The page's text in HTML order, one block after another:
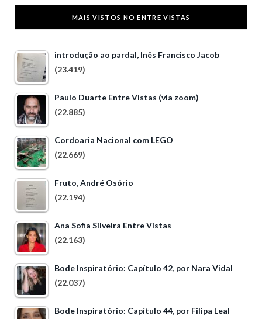
MAIS VISTOS NO ENTRE VISTAS
introdução ao pardal, Inês Francisco Jacob
(23.419)
Paulo Duarte Entre Vistas (via zoom)
(22.885)
Cordoaria Nacional com LEGO
(22.669)
Fruto, André Osório
(22.194)
Ana Sofia Silveira Entre Vistas
(22.163)
Bode Inspiratório: Capítulo 42, por Nara Vidal
(22.037)
Bode Inspiratório: Capítulo 44, por Filipa Leal